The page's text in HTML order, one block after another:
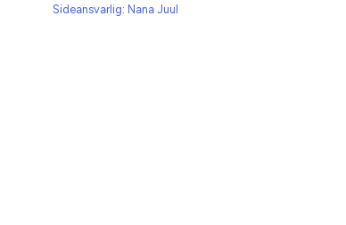
Sideansvarlig: Nana Juul